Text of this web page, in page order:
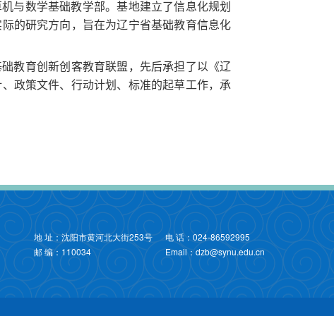
与数学基础教学部。基地建立了信息化规划
的研究方向，旨在为辽宁省基础教育信息化
教育创新创客教育联盟，先后承担了以《辽
政策文件、行动计划、标准的起草工作，承
地 址：沈阳市黄河北大街253号
电 话：024-86592995
邮 编：110034
Email：dzb@synu.edu.cn